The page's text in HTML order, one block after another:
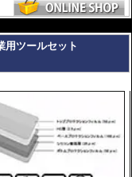
りません。フィルムを剥
用ツールセット